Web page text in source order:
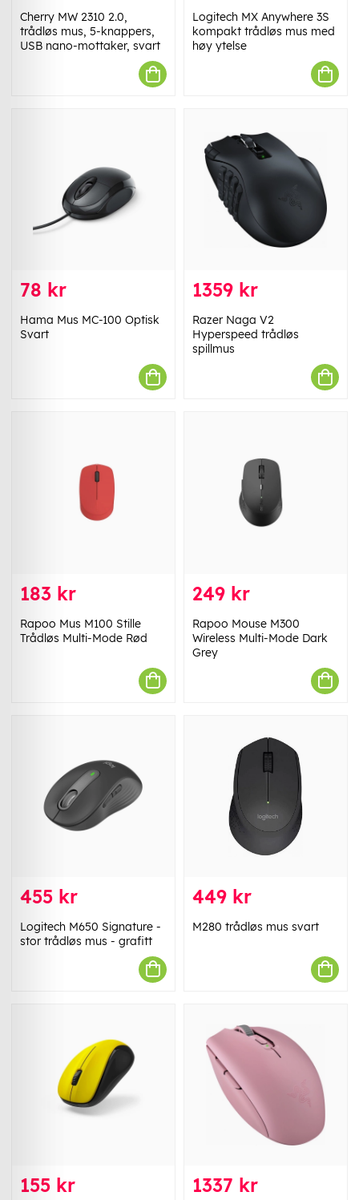
Cherry MW 2310 2.0,
trådløs mus, 5-knappers,
USB nano-mottaker, svart
Logitech MX Anywhere 3S
kompakt trådløs mus med
høy ytelse
78 kr
Hama Mus MC-100 Optisk
Svart
1359 kr
Razer Naga V2
Hyperspeed trådløs
spillmus
183 kr
Rapoo Mus M100 Stille
Trådløs Multi-Mode Rød
249 kr
Rapoo Mouse M300
Wireless Multi-Mode Dark
Grey
455 kr
Logitech M650 Signature -
stor trådløs mus - grafitt
449 kr
M280 trådløs mus svart
155 kr 1337 kr